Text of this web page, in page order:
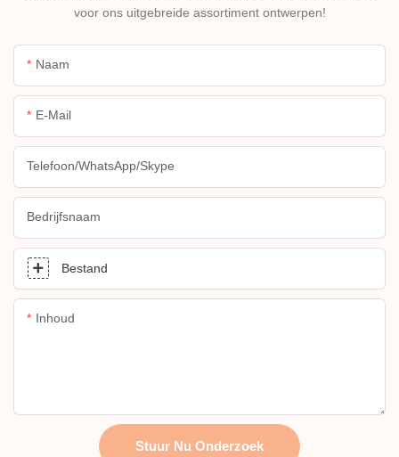
voor ons uitgebreide assortiment ontwerpen!
Naam
E-Mail
Telefoon/WhatsApp/Skype
Bedrijfsnaam
Bestand
Inhoud
Stuur Nu Onderzoek